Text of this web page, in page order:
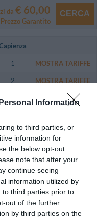
Information
to third parties, or
information for
the below opt-out
note that after your
continue seeing
information utilized by
to third parties prior to
out of the further
by third parties on the
da € 60,00
Garantito
CERCA
1 MOSTRA TARIFFE
2 MOSTRA TARIFFE
MOSTRA TARIFFE
4 MOSTRA TARIFFE
1 MOSTRA TARIFFE
color, aria climatizzata,
Wi-Fi a Internet gratuita,
Tripla, Quadrupla,